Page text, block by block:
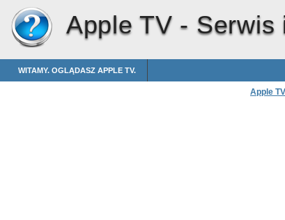
Apple TV - Serwis
WITAMY. OGLĄDASZ APPLE TV.
Apple TV